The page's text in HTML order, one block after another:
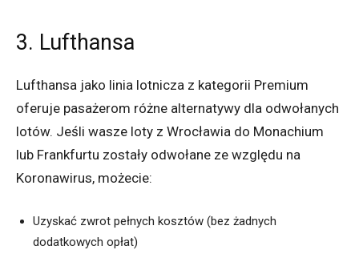
3. Lufthansa
Lufthansa jako linia lotnicza z kategorii Premium
oferuje pasażerom różne alternatywy dla odwołanych
lotów. Jeśli wasze loty z Wrocławia do Monachium
lub Frankfurtu zostały odwołane ze względu na
Koronawirus, możecie:
Uzyskać zwrot pełnych kosztów (bez żadnych
dodatkowych opłat)